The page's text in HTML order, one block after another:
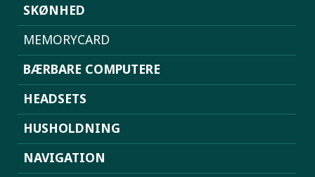
SKØNHED
MEMORYCARD
BÆRBARE COMPUTERE
HEADSETS
HUSHOLDNING
NAVIGATION